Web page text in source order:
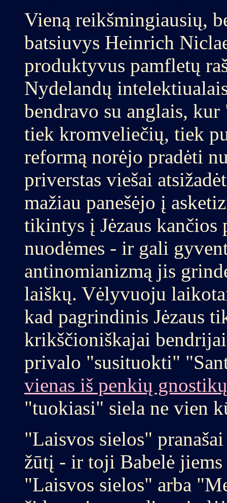
Vieną reikšmingiausių,
batsiuvys Heinrich
produktyvus pamfletų
Nydelandų
bendravo su anglais,
tiek kromveliečių, tiek
reformą norėjo pradėti
priverstas viešai
mažiau panešėjo į
tikintys į Jėzaus kančios
nuodėmes - ir gali
antinomianizmą jis
laiškų. Vėlyvuoju
kad pagrindinis Jėzaus
krikščioniškajai
privalo "susituokti"
vienas iš penkių
"tuokiasi" siela ne vien
"Laisvos sielos"
žūtį - ir toji Babelė
"Laisvos sielos" arba